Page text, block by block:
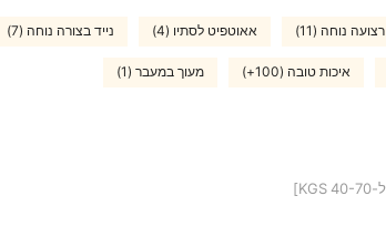
רצועה נוחה (11) אאוטפיט לסתיו (4) נייד בצורה נוחה (7)
איכות טובה (100+) מעוך במעבר (1)